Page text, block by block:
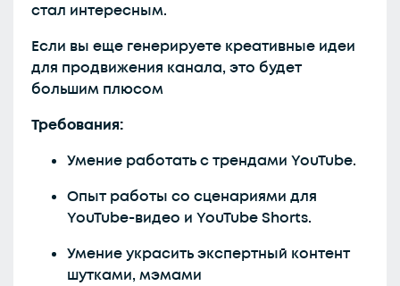
стал интересным.
Если вы еще генерируете креативные идеи
для продвижения канала, это будет
большим плюсом
Требования:
Умение работать с трендами YouTube.
Опыт работы со сценариями для
YouTube-видео и YouTube Shorts.
Умение украсить экспертный контент
шутками, мэмами